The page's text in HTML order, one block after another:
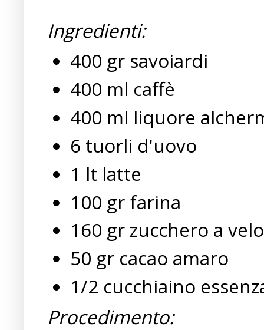
Ingredienti:
400 gr savoiardi
400 ml caffè
400 ml liquore
6 tuorli d'uovo
1 lt latte
100 gr farina
160 gr zucchero a velo
50 gr cacao amaro
1/2 cucchiaino
Procedimento: